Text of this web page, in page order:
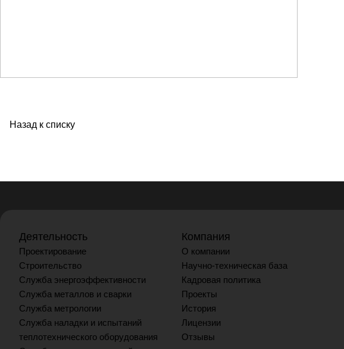
Назад к списку
Деятельность
Проектирование
Строительство
Служба энергоэффективности
Служба металлов и сварки
Служба метрологии
Служба наладки и испытаний
теплотехнического оборудования
Компания
О компании
Научно-техническая база
Кадровая политика
Проекты
История
Лицензии
Отзывы